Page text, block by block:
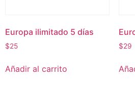
Europa ilimitado 5 días
$25
Añadir al carrito
$29